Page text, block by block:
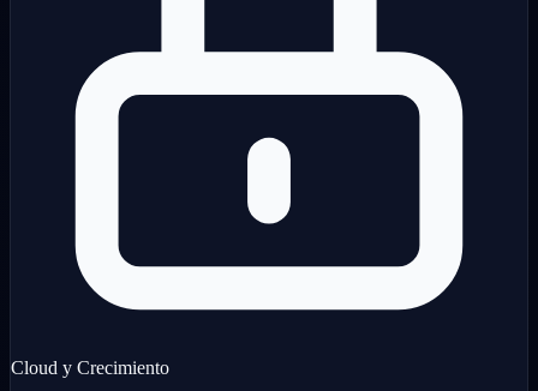
Cloud y Crecimiento